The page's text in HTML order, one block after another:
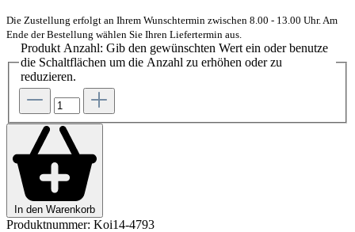
Die Zustellung erfolgt an Ihrem Wunschtermin zwischen 8.00 - 13.00 Uhr. Am
Ende der Bestellung wählen Sie Ihren Liefertermin aus.
Produkt Anzahl: Gib den gewünschten Wert ein oder benutze
die Schaltflächen um die Anzahl zu erhöhen oder zu
reduzieren.
In den Warenkorb
Produktnummer: Koi14-4793